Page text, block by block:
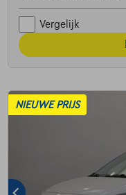
Vergelijk
NIEUWE PRIJS